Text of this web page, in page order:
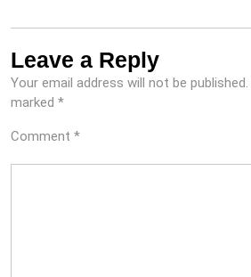
Leave a Reply
Your email address will not be published.
marked *
Comment *